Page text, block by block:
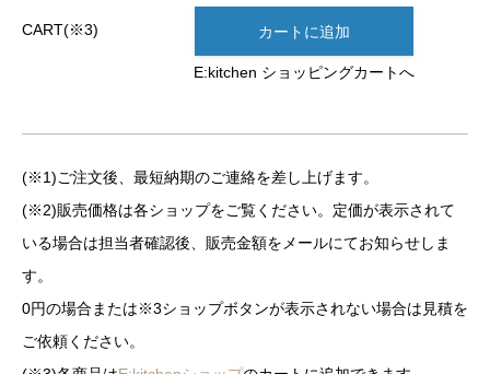
CART(※3) カートに追加
E:kitchen ショッピングカートへ
(※1)ご注文後、最短納期のご連絡を差し上げます。
(※2)販売価格は各ショップをご覧ください。定価が表示されて
いる場合は担当者確認後、販売金額をメールにてお知らせしま
す。
0円の場合または※3ショップボタンが表示されない場合は見積を
ご依頼ください。